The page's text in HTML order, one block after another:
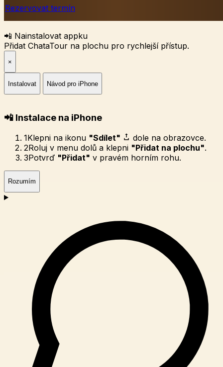
Rezervovat termín
📲 Nainstalovat appku
Přidat ChataTour na plochu pro rychlejší přístup.
×
Instalovat Návod pro iPhone
📲 Instalace na iPhone
1Klepni na ikonu "Sdílet"
dole na obrazovce.
2Roluj v menu dolů a klepni "Přidat na plochu".
3Potvrď "Přidat" v pravém horním rohu.
Rozumím